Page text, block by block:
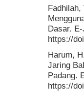
Dasar.
https://
Harum,
Jaring
Padang.
https://